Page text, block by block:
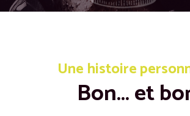
Une histoire
Bon... et